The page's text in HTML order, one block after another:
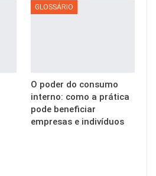
GLOSSÁRIO
O poder do consumo
interno: como a prática
pode beneficiar
empresas e indivíduos